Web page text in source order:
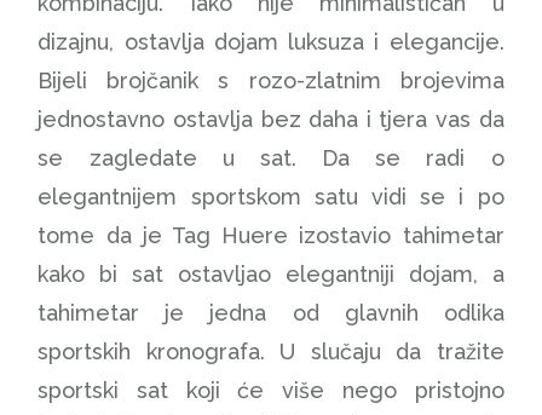
dizajnu, ostavlja dojam luksuza i elegancije.
Bijeli brojčanik s rozo-zlatnim brojevima
jednostavno ostavlja bez daha i tjera vas da
se zagledate u sat. Da se radi o
elegantnijem sportskom satu vidi se i po
tome da je Tag Huere izostavio tahimetar
kako bi sat ostavljao elegantniji dojam, a
tahimetar je jedna od glavnih odlika
sportskih kronografa. U slučaju da tražite
sportski sat koji će više nego pristojno